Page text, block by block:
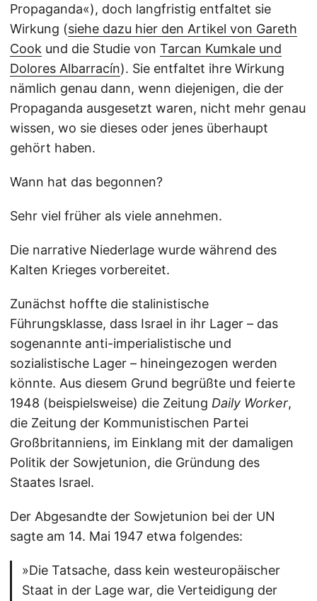
Propaganda«), doch langfristig entfaltet sie
Wirkung (siehe dazu hier den Artikel von Gareth
Cook und die Studie von Tarcan Kumkale und
Dolores Albarracín). Sie entfaltet ihre Wirkung
nämlich genau dann, wenn diejenigen, die der
Propaganda ausgesetzt waren, nicht mehr genau
wissen, wo sie dieses oder jenes überhaupt
gehört haben.
Wann hat das begonnen?
Sehr viel früher als viele annehmen.
Die narrative Niederlage wurde während des
Kalten Krieges vorbereitet.
Zunächst hoffte die stalinistische
Führungsklasse, dass Israel in ihr Lager – das
sogenannte anti-imperialistische und
sozialistische Lager – hineingezogen werden
könnte. Aus diesem Grund begrüßte und feierte
1948 (beispielsweise) die Zeitung Daily Worker,
die Zeitung der Kommunistischen Partei
Großbritanniens, im Einklang mit der damaligen
Politik der Sowjetunion, die Gründung des
Staates Israel.
Der Abgesandte der Sowjetunion bei der UN
sagte am 14. Mai 1947 etwa folgendes:
»Die Tatsache, dass kein westeuropäischer
Staat in der Lage war, die Verteidigung der